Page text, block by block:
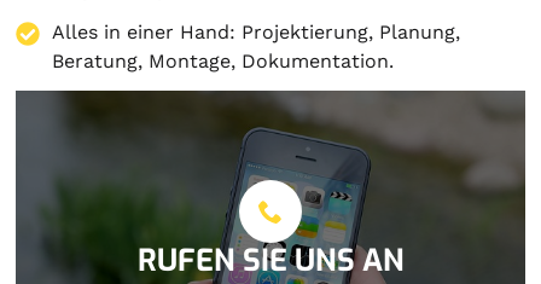
Alles in einer Hand: Projektierung, Planung,
Beratung, Montage, Dokumentation.
RUFEN SIE UNS AN